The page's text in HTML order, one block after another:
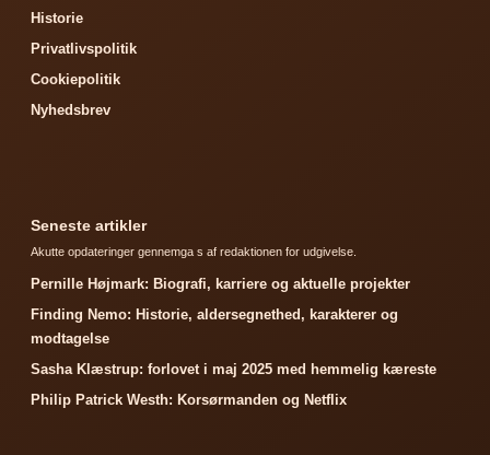
Historie
Privatlivspolitik
Cookiepolitik
Nyhedsbrev
Seneste artikler
Akutte opdateringer gennemga s af redaktionen for udgivelse.
Pernille Højmark: Biografi, karriere og aktuelle projekter
Finding Nemo: Historie, aldersegnethed, karakterer og
modtagelse
Sasha Klæstrup: forlovet i maj 2025 med hemmelig kæreste
Philip Patrick Westh: Korsørmanden og Netflix